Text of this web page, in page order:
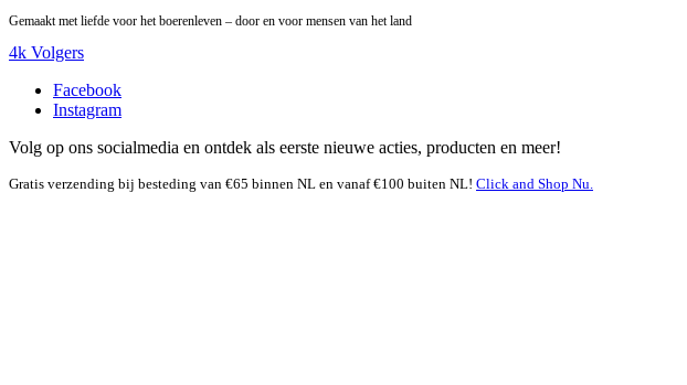
Gemaakt met liefde voor het boerenleven – door en voor mensen van het land
4k Volgers
Facebook
Instagram
Volg op ons socialmedia en ontdek als eerste nieuwe acties, producten en meer!
Gratis verzending bij besteding van €65 binnen NL en vanaf €100 buiten NL! Click and Shop Nu.